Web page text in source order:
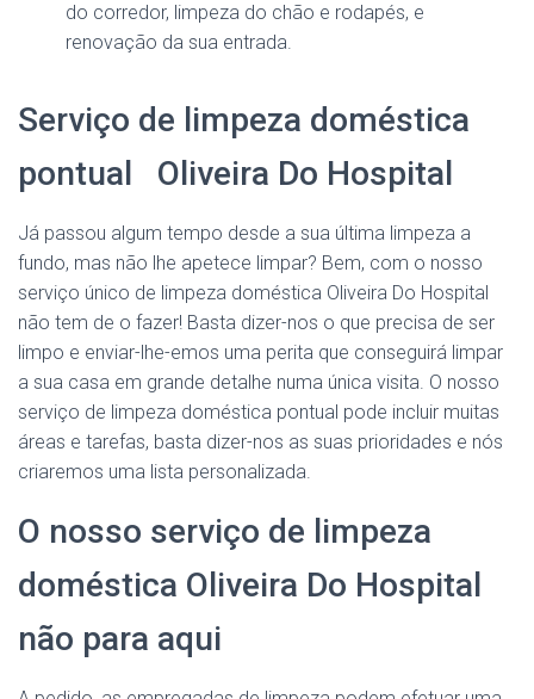
do corredor, limpeza do chão e rodapés, e
renovação da sua entrada.
Serviço de limpeza doméstica
pontual Oliveira Do Hospital
Já passou algum tempo desde a sua última limpeza a
fundo, mas não lhe apetece limpar? Bem, com o nosso
serviço único de limpeza doméstica Oliveira Do Hospital
não tem de o fazer! Basta dizer-nos o que precisa de ser
limpo e enviar-lhe-emos uma perita que conseguirá limpar
a sua casa em grande detalhe numa única visita. O nosso
serviço de limpeza doméstica pontual pode incluir muitas
áreas e tarefas, basta dizer-nos as suas prioridades e nós
criaremos uma lista personalizada.
O nosso serviço de limpeza
doméstica Oliveira Do Hospital
não para aqui